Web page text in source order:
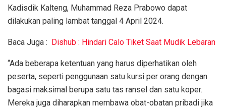
Kadisdik Kalteng, Muhammad Reza Prabowo dapat
dilakukan paling lambat tanggal 4 April 2024.
Baca Juga : Dishub : Hindari Calo Tiket Saat Mudik Lebaran
“Ada beberapa ketentuan yang harus diperhatikan oleh
peserta, seperti penggunaan satu kursi per orang dengan
bagasi maksimal berupa satu tas ransel dan satu koper.
Mereka juga diharapkan membawa obat-obatan pribadi jika